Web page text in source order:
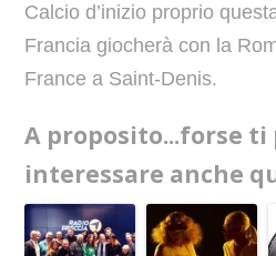
Calcio d’inizio proprio
Francia giocherà con la
France a Saint-Denis.
A proposito...forse ti
interessare anche